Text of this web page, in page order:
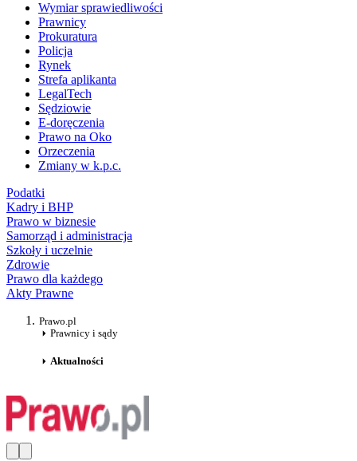
Wymiar sprawiedliwości
Prawnicy
Prokuratura
Policja
Rynek
Strefa aplikanta
LegalTech
Sędziowie
E-doręczenia
Prawo na Oko
Orzeczenia
Zmiany w k.p.c.
Podatki
Kadry i BHP
Prawo w biznesie
Samorząd i administracja
Szkoły i uczelnie
Zdrowie
Prawo dla każdego
Akty Prawne
Prawo.pl
Prawnicy i sądy
Aktualności